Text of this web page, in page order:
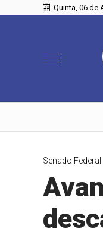
Quinta, 06 de
Senado Federal